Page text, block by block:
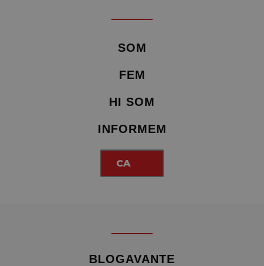
SOM
FEM
HI SOM
INFORMEM
CA
BLOGAVANTE